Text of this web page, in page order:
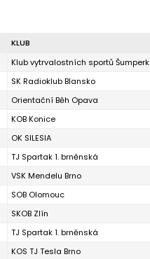
KLUB
Klub vytrvalostních sportů Šumperk
SK Radioklub Blansko
Orientační Běh Opava
KOB Konice
OK SILESIA
TJ Spartak 1. brněnská
VSK Mendelu Brno
SOB Olomouc
SKOB Zlín
TJ Spartak 1. brněnská
KOS TJ Tesla Brno